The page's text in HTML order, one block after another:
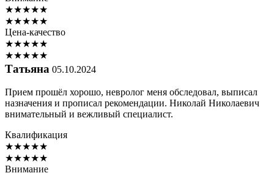
★★★★★
★★★★★
Цена-качество
★★★★★
★★★★★
Татьяна 05.10.2024
Прием прошёл хорошо, невролог меня обследовал, выписал
назначения и прописал рекомендации. Николай Николаевич
внимательный и вежливый специалист.
Квалификация
★★★★★
★★★★★
Внимание